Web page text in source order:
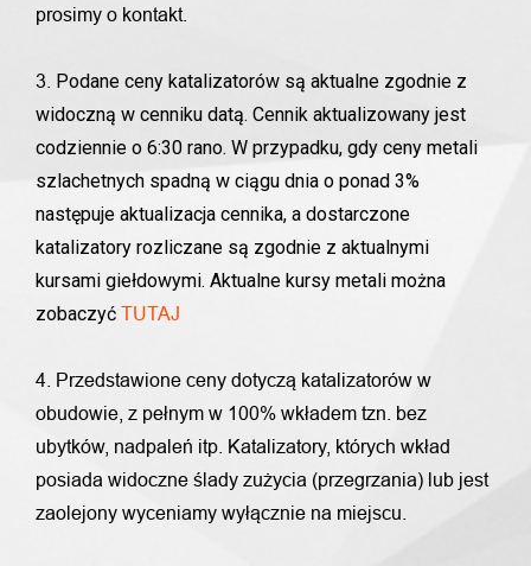
prosimy o kontakt.
3. Podane ceny katalizatorów są aktualne zgodnie z
widoczną w cenniku datą. Cennik aktualizowany jest
codziennie o 6:30 rano. W przypadku, gdy ceny metali
szlachetnych spadną w ciągu dnia o ponad 3%
następuje aktualizacja cennika, a dostarczone
katalizatory rozliczane są zgodnie z aktualnymi
kursami giełdowymi. Aktualne kursy metali można
zobaczyć TUTAJ
4. Przedstawione ceny dotyczą katalizatorów w
obudowie, z pełnym w 100% wkładem tzn. bez
ubytków, nadpaleń itp. Katalizatory, których wkład
posiada widoczne ślady zużycia (przegrzania) lub jest
zaolejony wyceniamy wyłącznie na miejscu.